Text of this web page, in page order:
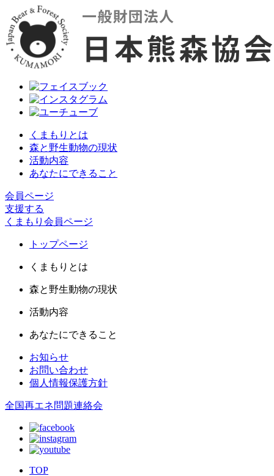
くまもりとは
森と野生動物の現状
活動内容
あなたにできること
会員ページ
支援する
くまもり会員ページ
トップページ
くまもりとは
森と野生動物の現状
活動内容
あなたにできること
お知らせ
お問い合わせ
個人情報保護方針
全国再エネ問題連絡会
TOP